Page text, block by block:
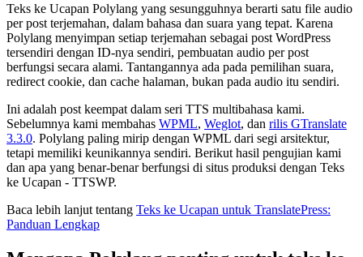
Teks ke Ucapan Polylang yang sesungguhnya berarti satu file audio
per post terjemahan, dalam bahasa dan suara yang tepat. Karena
Polylang menyimpan setiap terjemahan sebagai post WordPress
tersendiri dengan ID-nya sendiri, pembuatan audio per post
berfungsi secara alami. Tantangannya ada pada pemilihan suara,
redirect cookie, dan cache halaman, bukan pada audio itu sendiri.
Ini adalah post keempat dalam seri TTS multibahasa kami.
Sebelumnya kami membahas WPML, Weglot, dan rilis GTranslate
3.3.0. Polylang paling mirip dengan WPML dari segi arsitektur,
tetapi memiliki keunikannya sendiri. Berikut hasil pengujian kami
dan apa yang benar-benar berfungsi di situs produksi dengan Teks
ke Ucapan - TTSWP.
Baca lebih lanjut tentang Teks ke Ucapan untuk TranslatePress:
Panduan Lengkap